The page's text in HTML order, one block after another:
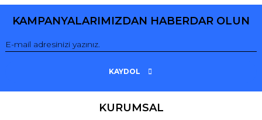
KAMPANYALARIMIZDAN HABERDAR OLUN
KAYDOL
KURUMSAL